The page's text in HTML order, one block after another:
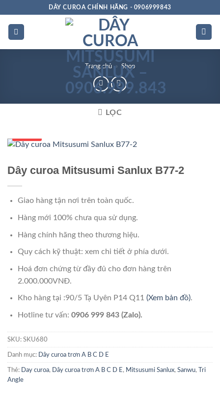
dung
DÂY CUROA CHÍNH HÃNG - 0906999843
Trang chủ » Shop
LỌC
Dây curoa Mitsusumi Sanlux B77-2
Giao hàng tận nơi trên toàn quốc.
Hàng mới 100% chưa qua sử dụng.
Hàng chính hãng theo thương hiệu.
Quy cách kỹ thuật: xem chi tiết ở phía dưới.
Hoá đơn chứng từ đầy đủ cho đơn hàng trên
2.000.000VNĐ.
Kho hàng tại :90/5 Tạ Uyên P14 Q11 (Xem bản đồ).
Hotline tư vấn: 0906 999 843 (Zalo).
SKU: SKU680
Danh mục: Dây curoa trơn A B C D E
Thẻ: Day curoa, Dây curoa trơn A B C D E , Mitsusumi Sanlux, Sanwu,
Tri
Angle